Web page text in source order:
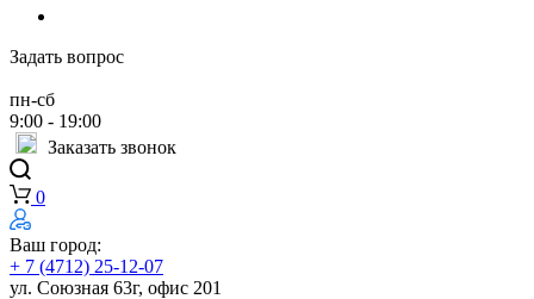
Задать вопрос
пн-сб
9:00 - 19:00
Заказать звонок
0
Ваш город:
+ 7 (4712) 25-12-07
ул. Союзная 63г, офис 201